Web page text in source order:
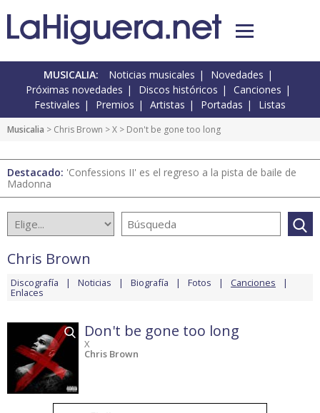
MUSICALIA: Noticias musicales
Novedades
Próximas novedades
Discos históricos
Canciones
Festivales
Premios Artistas Portadas Listas
Musicalia > Chris Brown >X > Don't be gone too long
Destacado: 'Confessions II' es el regreso a la pista de baile de
Madonna
Chris Brown
Discografía Noticias Biografía Fotos Canciones
Enlaces
Don't be gone too long
X
Chris Brown